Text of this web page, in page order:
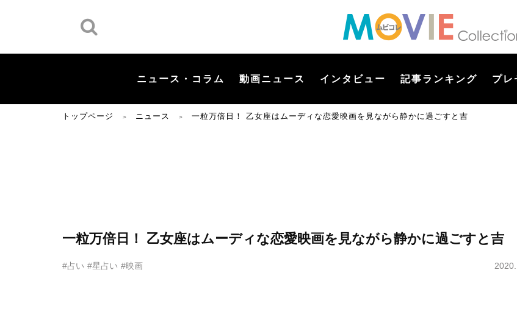
ニュース・コラム 動画ニュース インタビュー 記事ランキング プレ
トップページ ＞ ニュース ＞ 一粒万倍日！ 乙女座はムーディな恋愛映画を見ながら静かに過ごすと吉
一粒万倍日！ 乙女座はムーディな恋愛映画を見ながら静かに過ごすと吉
#占い #星占い #映画